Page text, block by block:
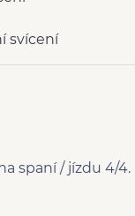
svícení
spaní / jízdu 4/4.